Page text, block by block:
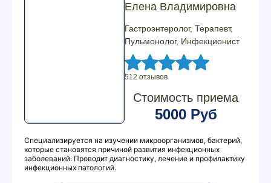
Елена Владимировна
Гастроэнтеролог, Терапевт,
Пульмонолог, Инфекционист
512 отзывов
Стоимость приема
5000 Руб
Специализируется на изучении микроорганизмов, бактерий,
которые становятся причиной развития инфекционных
заболеваний. Проводит диагностику, лечение и профилактику
инфекционных патологий.